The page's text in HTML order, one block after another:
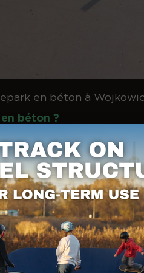
en béton à
béton ?
est une question de
similaires, et
qu'en disent les
les réalisations
de la performance
fissures,
des sous-traitants